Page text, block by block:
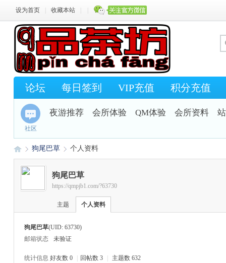
设为首页 收藏本站
论坛 每日签到 VIP充值 积分充值
社区
夜游推荐 会所体验 QM体验 会所资料
›
狗尾巴草 个人资料
狗尾巴草
https://qmpjb1.com/?63730
主题 个人资料
狗尾巴草(UID: 63730)
邮箱状态
未验证
统计信息 好友数 0 回帖数 3 主题数 632